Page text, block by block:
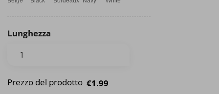
Lunghezza
Prezzo del prodotto €1.99